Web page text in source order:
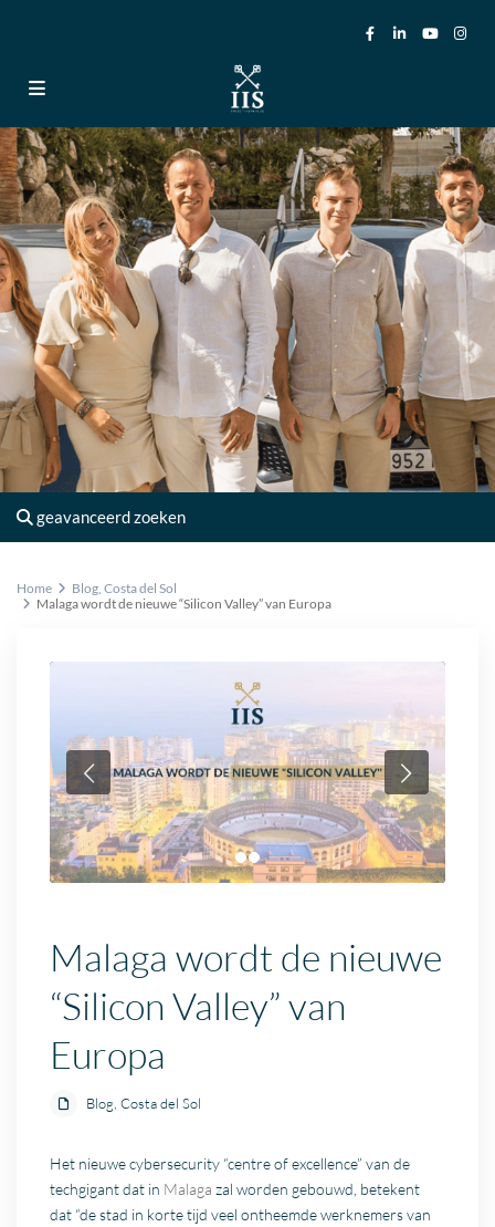
geavanceerd zoeken
Home Blog,Costa del Sol
Malaga wordt de nieuwe “Silicon Valley” van Europa
Malaga wordt de nieuwe
“Silicon Valley” van
Europa
Blog,Costa del Sol
Het nieuwe cybersecurity “centre of excellence” van de
techgigant dat in Malaga zal worden gebouwd, betekent
dat “de stad in korte tijd veel ontheemde werknemers van